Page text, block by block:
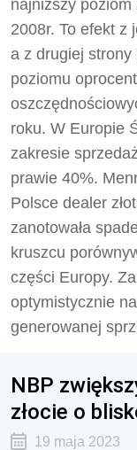
najniższy poziom
2008r. To efekt z
a z drugiej
poziomu
roku. W Europie
zakresie
prawie 40%.
Polsce dealer
zanotowała
kruszcu
części Europy.
optymistycznie
generowanej
NBP
złocie o
19 maja 2023